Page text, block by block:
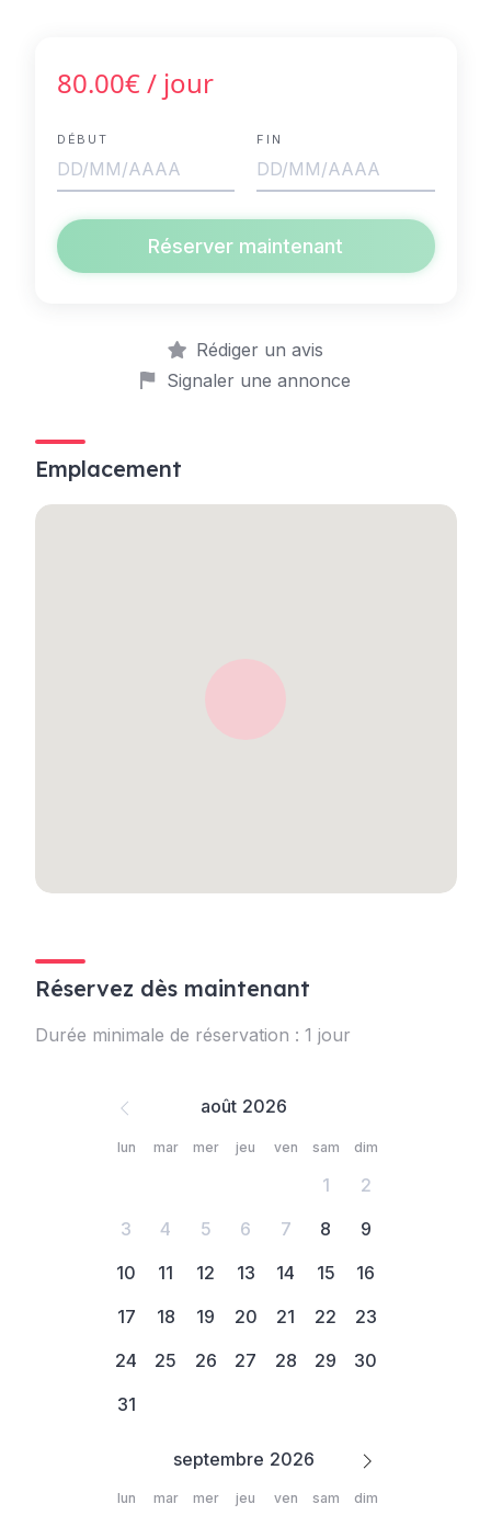
80.00€/ jour
DÉBUT FIN
Réserver maintenant
Rédiger un avis
Signaler une annonce
Emplacement
Réservez dès maintenant
Durée minimale de réservation : 1 jour
août
septembre
lun mar mer jeu ven sam dim
1
2
3
4 5 6 7 8
9
10
11 12 13 14 15
16
17
18 19 20 21 22
23
24
25 26 27 28 29
30
31
lun mar mer jeu ven sam dim